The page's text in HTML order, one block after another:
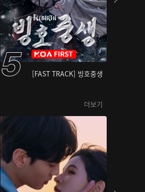
[FAST TRACK] 빙호중생
더보기